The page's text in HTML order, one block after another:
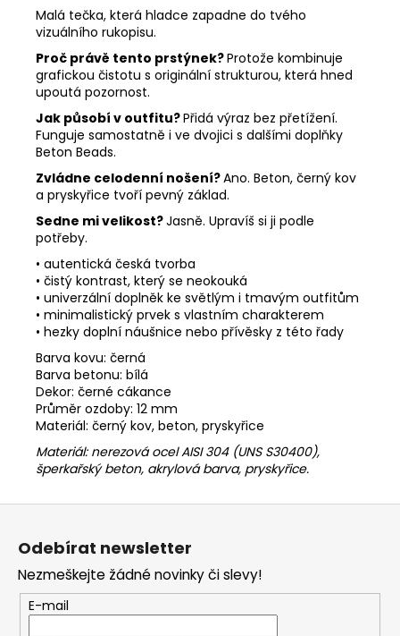
Malá tečka, která hladce zapadne do tvého
vizuálního rukopisu.
Proč právě tento prstýnek?Protože kombinuje
grafickou čistotu s originální strukturou, která hned
upoutá pozornost.
Jak působí v outfitu?Přidá výraz bez přetížení.
Funguje samostatně i ve dvojici s dalšími doplňky
Beton Beads.
Zvládne celodenní nošení?Ano. Beton, černý kov
a pryskyřice tvoří pevný základ.
Sedne mi velikost?Jasně. Upravíš si ji podle
potřeby.
• autentická česká tvorba
• čistý kontrast, který se neokouká
• univerzální doplněk ke světlým i tmavým outfitům
• minimalistický prvek s vlastním charakterem
• hezky doplní náušnice nebo přívěsky z této řady
Barva kovu: černá
Barva betonu: bílá
Dekor: černé cákance
Průměr ozdoby: 12 mm
Materiál: černý kov, beton, pryskyřice
Materiál: nerezová ocel AISI 304 (UNS S30400),
šperkařský beton, akrylová barva, pryskyřice.
Z
Odebírat newsletter
Nezmeškejte žádné novinky či slevy!
E-mail